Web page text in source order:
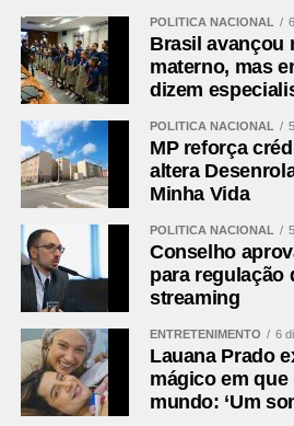
Diretoria Executiva­­­­­­­­­­­­­­­­
Helder Luiz Lazarotto – Colombo
Mauricio Roberto Ribabem –
presidente
Marco Antonio Marcondes Silva –
2º vice-presidente
Rosa Maria de Jesus Colombo –
Marcus Mauricio de Souza
tesoureiro
Conselho Fiscal
Margarida Maria Singer – São
presidente
Marco Antônio Baldão – Tunas do
Jose Altair Moreira – Tijucas do
POLÍTICA NACIONAL
Brasil avançou
materno, mas
dizem
POLÍTICA NACIONAL
MP reforça
altera
Minha Vida
POLÍTICA NACIONAL
Conselho
para regulação
streaming
ENTRETENIMENTO 6
Lauana Prado
mágico em que
mundo: ‘Um